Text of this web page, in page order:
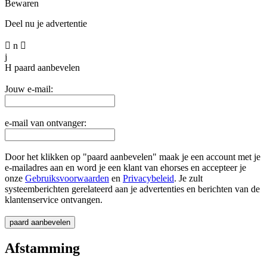
Bewaren
Deel nu je advertentie
 n 
j
H paard aanbevelen
Jouw e-mail:
e-mail van ontvanger:
Door het klikken op "paard aanbevelen" maak je een account met je
e-mailadres aan en word je een klant van ehorses en accepteer je
onze Gebruiksvoorwaarden en Privacybeleid. Je zult
systeemberichten gerelateerd aan je advertenties en berichten van de
klantenservice ontvangen.
Afstamming